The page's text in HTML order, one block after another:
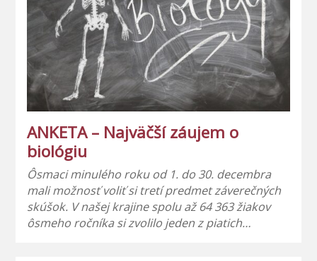
ANKETA – Najväčší záujem o
biológiu
Ôsmaci minulého roku od 1. do 30. decembra
mali možnosť voliť si tretí predmet záverečných
skúšok. V našej krajine spolu až 64 363 žiakov
ôsmeho ročníka si zvolilo jeden z piatich…